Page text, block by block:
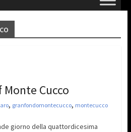
Monte Cucco
, granfondomontecucco, montecucco
giorno della quattordicesima